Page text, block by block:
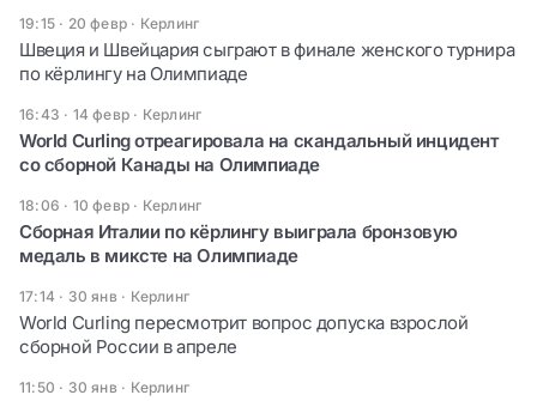
19:15 · 20 февр · Керлинг
Швеция и Швейцария сыграют в финале женского турнира
по кёрлингу на Олимпиаде
16:43 · 14 февр · Керлинг
World Curling отреагировала на скандальный инцидент
со сборной Канады на Олимпиаде
18:06 · 10 февр · Керлинг
Сборная Италии по кёрлингу выиграла бронзовую
медаль в миксте на Олимпиаде
17:14 · 30 янв· Керлинг
World Curling пересмотрит вопрос допуска взрослой
сборной России в апреле
11:50 · 30 янв· Керлинг